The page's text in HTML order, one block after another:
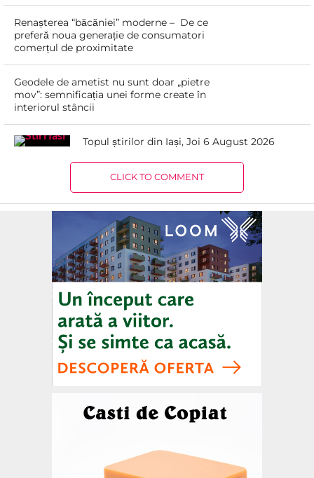
Renașterea “băcăniei” moderne – De ce
preferă noua generație de consumatori
comerțul de proximitate
Geodele de ametist nu sunt doar „pietre
mov”: semnificația unei forme create în
interiorul stâncii
Topul știrilor din Iași, Joi 6 August 2026
CLICK TO COMMENT